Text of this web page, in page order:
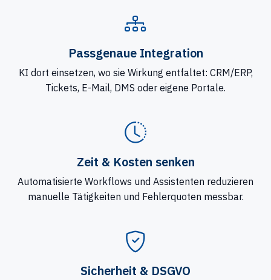
Passgenaue Integration
KI dort einsetzen, wo sie Wirkung entfaltet: CRM/ERP,
Tickets, E-Mail, DMS oder eigene Portale.
Zeit & Kosten senken
Automatisierte Workflows und Assistenten reduzieren
manuelle Tätigkeiten und Fehlerquoten messbar.
Sicherheit & DSGVO